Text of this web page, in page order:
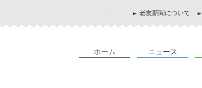
老友新聞について
ホーム ニュース